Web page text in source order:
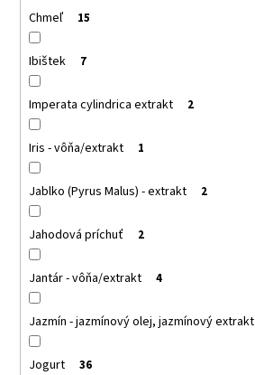
Chmeľ 15
Ibištek 7
Imperata cylindrica extrakt 2
Iris - vôňa/extrakt 1
Jablko (Pyrus Malus) - extrakt 2
Jahodová príchuť 2
Jantár - vôňa/extrakt 4
Jazmín - jazmínový olej, jazmínový extrakt
Jogurt 36